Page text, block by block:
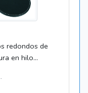
redondos de
en hilo...